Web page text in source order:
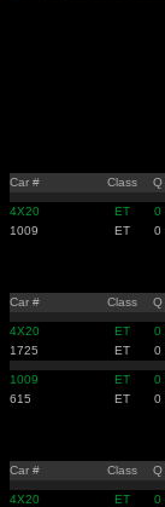
Car # Class Q
4X20 ET 0
1009
ET 0
Car # Class Q
4X20 ET 0
1725
ET 0
1009 ET 0
615
ET 0
Car # Class Q
4X20 ET 0